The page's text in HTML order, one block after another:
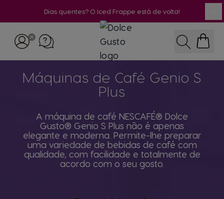
Dias quentes? O Iced Frappe está de volta!
Pesquisar
Máquinas de Café Genio S
Plus
A máquina de café NESCAFÉ® Dolce
Gusto® Genio S Plus não é apenas
elegante e moderna. Permite-lhe preparar
uma variedade de bebidas de café com
qualidade, com facilidade e totalmente de
acordo com o seu gosto.